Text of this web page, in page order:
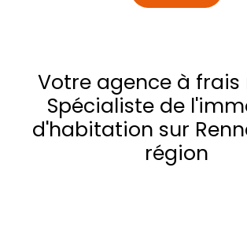
Votre agence à frais
Spécialiste de
d'habitation sur
région